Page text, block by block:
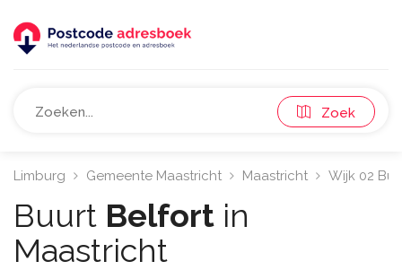
Zoek
Limburg Gemeente Maastricht Maastricht Wijk 02
Buurt Belfort in
Maastricht